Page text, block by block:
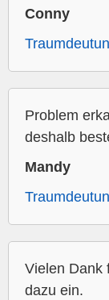
Conny
Problem
deshalb
Mandy
Vielen Dank
dazu ein.